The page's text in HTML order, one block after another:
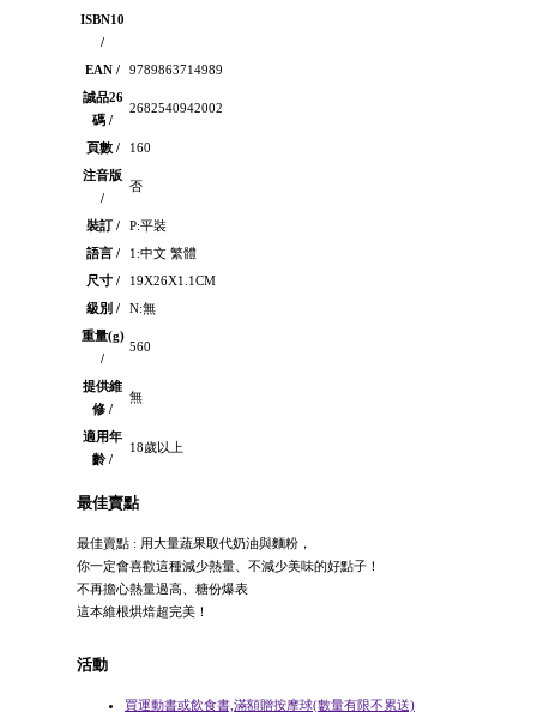
ISBN10
/
EAN /
9789863714989
誠品26
碼 /
2682540942002
頁數 /
160
注音版
/
否
裝訂 /
P:平裝
語言 /
1:中文 繁體
尺寸 /
19X26X1.1CM
級別 /
N:無
重量(g)
/
560
提供維
修 /
無
適用年
齡 /
18歲以上
最佳賣點
最佳賣點 : 用大量蔬果取代奶油與麵粉，
你一定會喜歡這種減少熱量、不減少美味的好點子！
不再擔心熱量過高、糖份爆表
這本維根烘焙超完美！
活動
買運動書或飲食書,滿額贈按摩球(數量有限不累送)